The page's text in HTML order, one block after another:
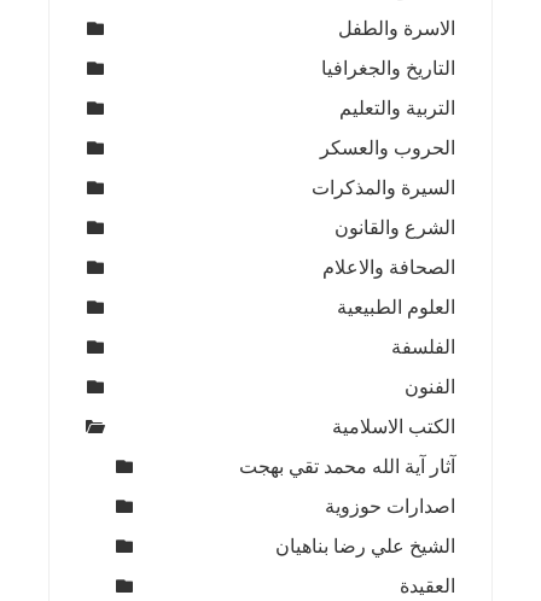
الاسرة والطفل
التاريخ والجغرافيا
التربية والتعليم
الحروب والعسكر
السيرة والمذكرات
الشرع والقانون
الصحافة والاعلام
العلوم الطبيعية
الفلسفة
الفنون
الكتب الاسلامية
آثار آية الله محمد تقي بهجت
اصدارات حوزوية
الشيخ علي رضا بناهيان
العقيدة